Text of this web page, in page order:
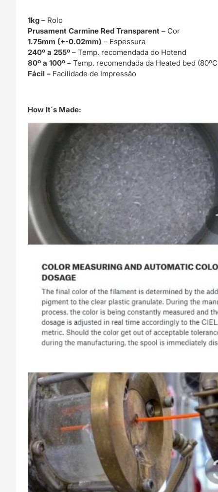
1kg – Rolo
Prusament Carmine Red Transparent– Cor
1.75mm (+-0.02mm)– Espessura
240º a 255º– Temp. recomendada do Hotend
80º a 100º– Temp. recomendada da Heated bed
Fácil – Facilidade de Impressão
How It´s Made: